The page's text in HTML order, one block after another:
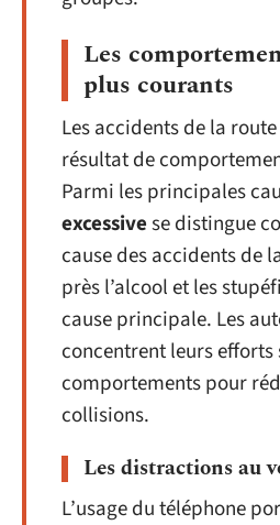
Les
plus courants
Les accidents de la
résultat de
Parmi les principales
excessivese distingue
cause des accidents de
près l’alcool et les
cause principale. Les
concentrent leurs efforts
comportements pour
collisions.
Les distractions au
L’usage du téléphone